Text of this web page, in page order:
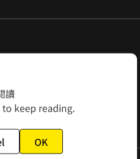
讀
keep reading.
OK